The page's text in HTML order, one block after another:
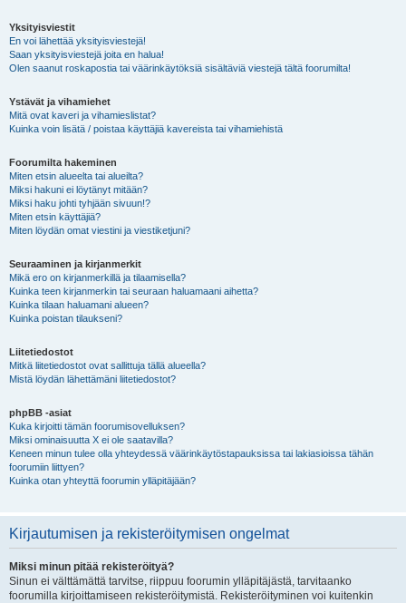
Yksityisviestit
En voi lähettää yksityisviestejä!
Saan yksityisviestejä joita en halua!
Olen saanut roskapostia tai väärinkäytöksiä sisältäviä viestejä tältä foorumilta!
Ystävät ja vihamiehet
Mitä ovat kaveri ja vihamieslistat?
Kuinka voin lisätä / poistaa käyttäjiä kavereista tai vihamiehistä
Foorumilta hakeminen
Miten etsin alueelta tai alueilta?
Miksi hakuni ei löytänyt mitään?
Miksi haku johti tyhjään sivuun!?
Miten etsin käyttäjiä?
Miten löydän omat viestini ja viestiketjuni?
Seuraaminen ja kirjanmerkit
Mikä ero on kirjanmerkillä ja tilaamisella?
Kuinka teen kirjanmerkin tai seuraan haluamaani aihetta?
Kuinka tilaan haluamani alueen?
Kuinka poistan tilaukseni?
Liitetiedostot
Mitkä liitetiedostot ovat sallittuja tällä alueella?
Mistä löydän lähettämäni liitetiedostot?
phpBB -asiat
Kuka kirjoitti tämän foorumisovelluksen?
Miksi ominaisuutta X ei ole saatavilla?
Keneen minun tulee olla yhteydessä väärinkäytöstapauksissa tai lakiasioissa tähän
foorumiin liittyen?
Kuinka otan yhteyttä foorumin ylläpitäjään?
Kirjautumisen ja rekisteröitymisen ongelmat
Miksi minun pitää rekisteröityä?
Sinun ei välttämättä tarvitse, riippuu foorumin ylläpitäjästä, tarvitaanko
foorumilla kirjoittamiseen rekisteröitymistä. Rekisteröityminen voi kuitenkin